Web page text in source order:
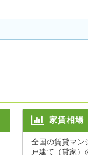
家賃相場
全国の賃貸マン
戸建て（貸家）